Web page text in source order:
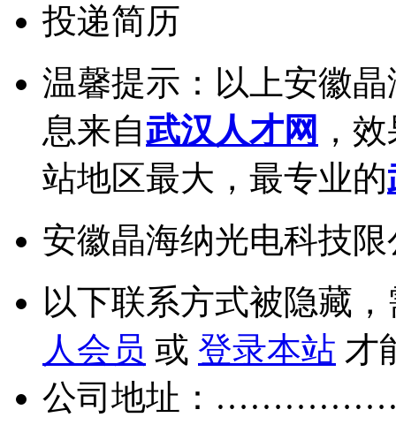
投递简历
温馨提示：以上安徽
息来自武汉人才网 ，
站地区最大，最专业的
安徽晶海纳光电科技
以下联系方式被隐藏
人会员 或 登录本站 才
公司地址：